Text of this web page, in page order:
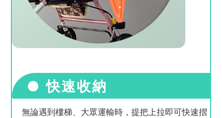
● 快速收納
無論遇到樓梯、大眾運輸時，提把上拉即可快速摺